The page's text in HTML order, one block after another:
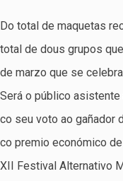
Do total de maquetas
total de dous grupos
de marzo que se
Será o público
co seu voto ao gañador
co premio económico
XII Festival Alternativo